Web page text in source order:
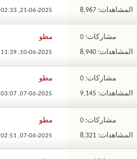
المشاهدات: 8,967 21-06-2025,
02:33 PM
مشاركات: 0
المشاهدات: 8,940
مطو
10-06-2025,
11:39 AM
مشاركات: 0
المشاهدات: 9,145
مطو
07-06-2025,
03:07 AM
مشاركات: 0
المشاهدات: 8,321
مطو
07-06-2025,
02:51 AM